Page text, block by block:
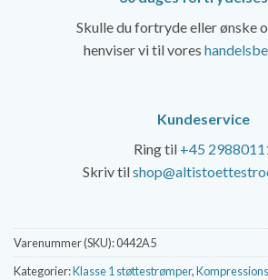
Skulle du fortryde eller ønske
henviser vi til vores
Kundeservice
Ring til +45
Skriv til
Varenummer (SKU):0442A5
Kategorier:Klasse 1 støttestrømper,